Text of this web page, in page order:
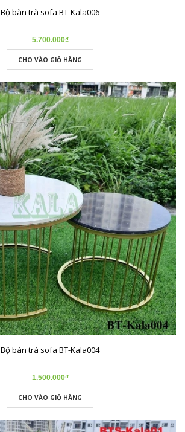
Bộ bàn trà sofa BT-Kala006
5.700.000₫
CHO VÀO GIỎ HÀNG
Bộ bàn trà sofa BT-Kala004
1.500.000₫
CHO VÀO GIỎ HÀNG